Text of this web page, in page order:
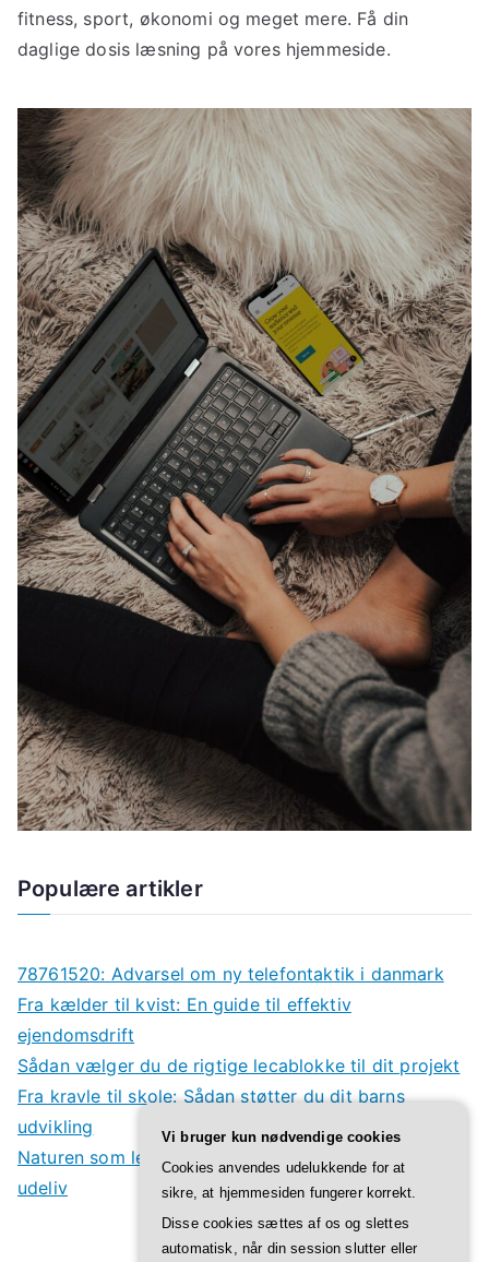
fitness, sport, økonomi og meget mere. Få din
daglige dosis læsning på vores hjemmeside.
Populære artikler
78761520: Advarsel om ny telefontaktik i danmark
Fra kælder til kvist: En guide til effektiv
ejendomsdrift
Sådan vælger du de rigtige lecablokke til dit projekt
Fra kravle til skole: Sådan støtter du dit barns
udvikling
Naturen som legeplads: Derfor har børn godt af
udeliv
Vi bruger kun nødvendige cookies
Cookies anvendes udelukkende for at
sikre, at hjemmesiden fungerer korrekt.
Disse cookies sættes af os og slettes
automatisk, når din session slutter eller